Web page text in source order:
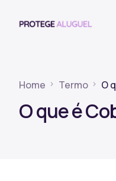
Home Termo O
O que é